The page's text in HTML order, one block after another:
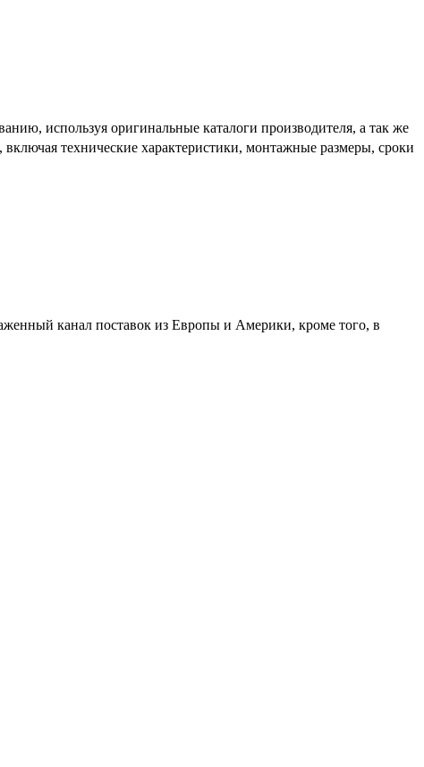
используя оригинальные каталоги производителя, а так же
технические характеристики, монтажные размеры, сроки
канал поставок из Европы и Америки, кроме того, в